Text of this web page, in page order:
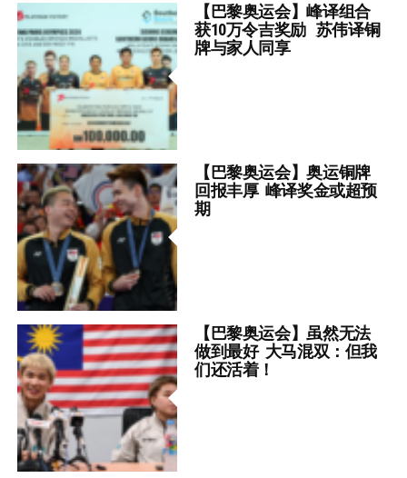
【巴黎奥运会】峰译组合
获10万令吉奖励 苏伟译铜
牌与家人同享
【巴黎奥运会】奥运铜牌
回报丰厚 峰译奖金或超预
期
【巴黎奥运会】虽然无法
做到最好 大马混双：但我
们还活着！